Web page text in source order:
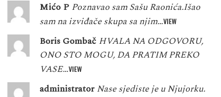
Mićo P Poznavao sam Sašu Raonića.Išao
sam na izviđače skupa sa njim…VIEW
Boris Gombač HVALA NA ODGOVORU,
ONO STO MOGU, DA PRATIM PREKO
VASE…VIEW
administrator Nase sjediste je u Njujorku.